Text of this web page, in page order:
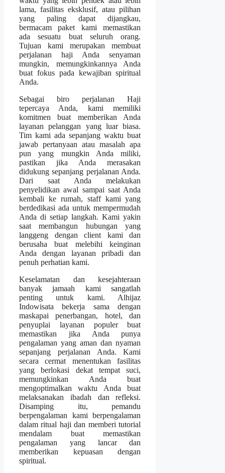
lama, fasilitas eksklusif, atau pilihan
yang paling dapat dijangkau,
bermacam paket kami memastikan
ada sesuatu buat seluruh orang.
Tujuan kami merupakan membuat
perjalanan haji Anda senyaman
mungkin, memungkinkannya Anda
buat fokus pada kewajiban spiritual
Anda.
Sebagai biro perjalanan Haji
tepercaya Anda, kami memiliki
komitmen buat memberikan Anda
layanan pelanggan yang luar biasa.
Tim kami ada sepanjang waktu buat
jawab pertanyaan atau masalah apa
pun yang mungkin Anda miliki,
pastikan jika Anda merasakan
didukung sepanjang perjalanan Anda.
Dari saat Anda melakukan
penyelidikan awal sampai saat Anda
kembali ke rumah, staff kami yang
berdedikasi ada untuk mempermudah
Anda di setiap langkah. Kami yakin
saat membangun hubungan yang
langgeng dengan client kami dan
berusaha buat melebihi keinginan
Anda dengan layanan pribadi dan
penuh perhatian kami.
Keselamatan dan kesejahteraan
banyak jamaah kami sangatlah
penting untuk kami. Alhijaz
Indowisata bekerja sama dengan
maskapai penerbangan, hotel, dan
penyuplai layanan populer buat
memastikan jika Anda punya
pengalaman yang aman dan nyaman
sepanjang perjalanan Anda. Kami
secara cermat menentukan fasilitas
yang berlokasi dekat tempat suci,
memungkinkan Anda buat
mengoptimalkan waktu Anda buat
melaksanakan ibadah dan refleksi.
Disamping itu, pemandu
berpengalaman kami berpengalaman
dalam ritual haji dan memberi tutorial
mendalam buat memastikan
pengalaman yang lancar dan
memberikan kepuasan dengan
spiritual.